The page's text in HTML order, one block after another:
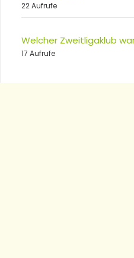
22 Aufrufe
Welcher Zweitligaklub
17 Aufrufe